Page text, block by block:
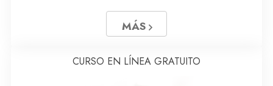
MÁS
CURSO EN LÍNEA GRATUITO